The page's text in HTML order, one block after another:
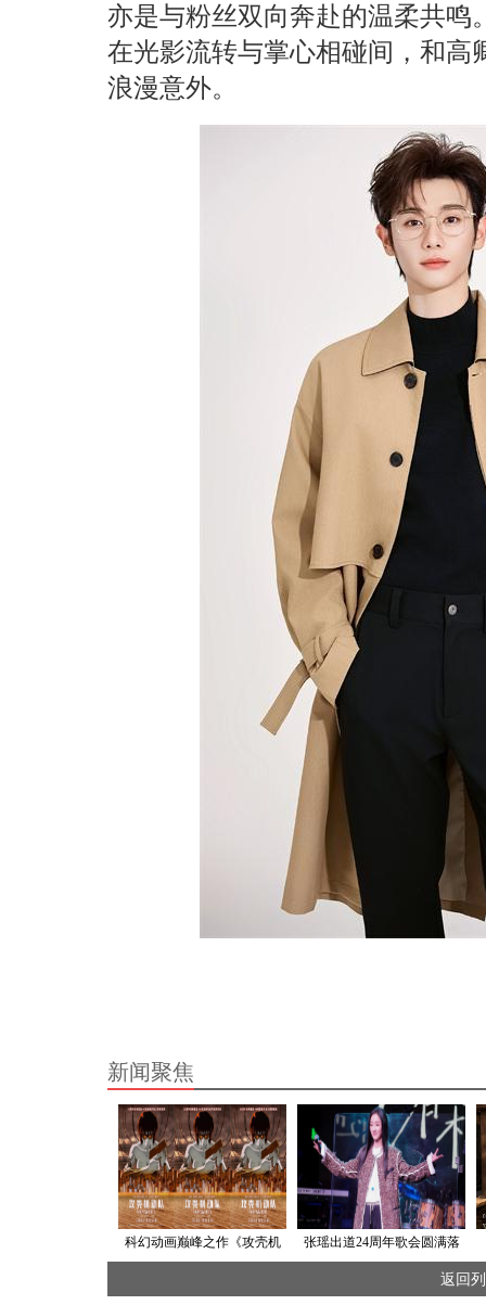
亦是与粉丝双向奔赴的温柔共鸣
在光影流转与掌心相碰间，和高
浪漫意外。
新闻聚焦
科幻动画巅峰之作《攻壳机
全国艺联专线上映
张瑶出道24周年歌会圆满落
幕：以歌会友，不忘初心
返回